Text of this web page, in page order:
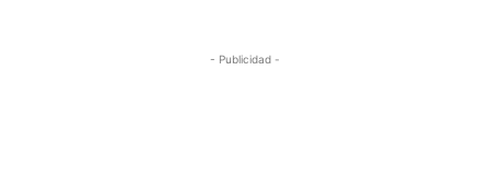
- Publicidad -